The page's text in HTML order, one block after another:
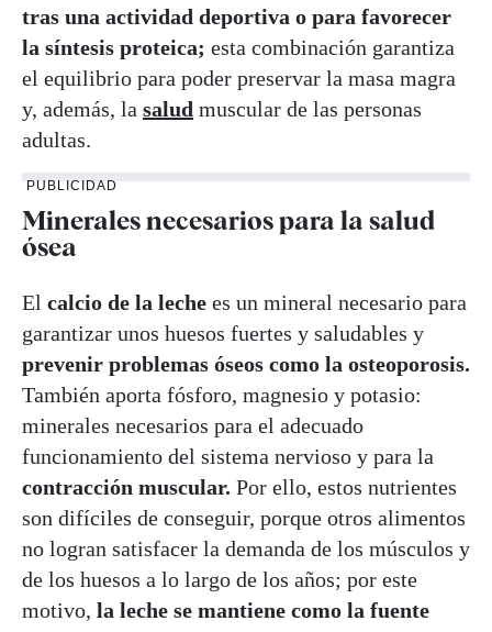
tras una actividad deportiva o para favorecer
la síntesis proteica; esta combinación garantiza
el equilibrio para poder preservar la masa magra
y, además, la salud muscular de las personas
adultas.
PUBLICIDAD
Minerales necesarios para la salud
ósea
El calcio de la leche es un mineral necesario para
garantizar unos huesos fuertes y saludables y
prevenir problemas óseos como la osteoporosis.
También aporta fósforo, magnesio y potasio:
minerales necesarios para el adecuado
funcionamiento del sistema nervioso y para la
contracción muscular. Por ello, estos nutrientes
son difíciles de conseguir, porque otros alimentos
no logran satisfacer la demanda de los músculos y
de los huesos a lo largo de los años; por este
motivo, la leche se mantiene como la fuente